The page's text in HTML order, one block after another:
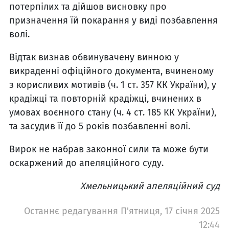
потерпілих та дійшов висновку про
призначення їй покарання у виді позбавлення
волі.
Відтак визнав обвинувачену винною у
викраденні офіційного документа, вчиненому
з корисливих мотивів (ч. 1 ст. 357 КК України), у
крадіжці та повторній крадіжці, вчинених в
умовах воєнного стану (ч. 4 ст. 185 КК України),
та засудив її до 5 років позбавленні волі.
Вирок не набрав законної сили та може бути
оскаржений до апеляційного суду.
Хмельницький апеляційний суд
Останнє редагування П'ятниця, 17 січня 2025
12:44